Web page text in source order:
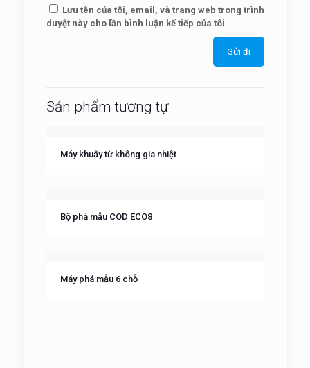
Lưu tên của tôi, email, và trang web trong trình
duyệt này cho lần bình luận kế tiếp của tôi.
Sản phẩm tương tự
Máy khuấy từ không gia nhiệt
Bộ phá mẫu COD ECO8
Máy phá mẫu 6 chỗ